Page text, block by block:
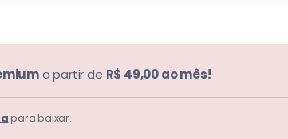
a partir de R$ 49,00 ao mês!
para baixar.